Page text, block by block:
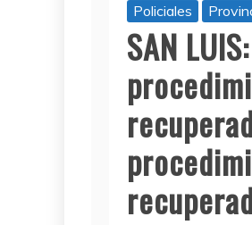
Policiales
SAN